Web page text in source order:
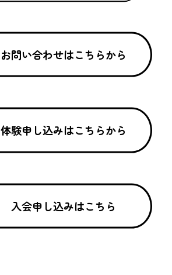
お問い合わせはこちらから
体験申し込みはこちらから
入会申し込みはこちら